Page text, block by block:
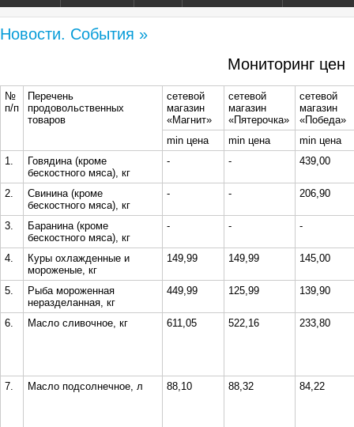
Новости. События »
Мониторинг цен
№
п/п
Перечень
продовольственных
товаров
сетевой
магазин
«Магнит»
сетевой
магазин
«Пятерочка»
сетевой
магазин
«Победа»
min цена
min цена
min цена
1.
Говядина (кроме
бескостного мяса), кг
- - 439,00
2.
Свинина (кроме
бескостного мяса), кг
- - 206,90
3.
Баранина (кроме
бескостного мяса), кг
- - -
4.
Куры охлажденные и
мороженые, кг
149,99 149,99 145,00
5.
Рыба мороженная
неразделанная, кг
449,99 125,99 139,90
6. Масло сливочное, кг 611,05 522,16 233,80
7. Масло подсолнечное, л 88,10 88,32 84,22